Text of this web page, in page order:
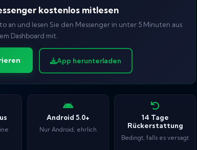
kostenlos mitlesen
an und lesen Sie den Messenger in unter 5 Minuten aus
Dashboard mit.
App herunterladen
Android 5.0+
Nur Android, ehrlich
14 Tage
Rückerstattung
Bedingt, falls es versagt